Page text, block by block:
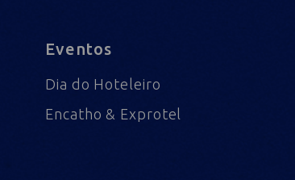
Eventos
Dia do Hoteleiro
Encatho & Exprotel